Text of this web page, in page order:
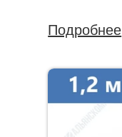
Подробнее